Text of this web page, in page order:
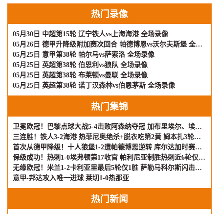
热门录像
05月30日 中超第15轮 辽宁铁人vs上海海港 全场录像
05月26日 德甲升降级附加赛次回合 帕德博恩vs沃尔夫斯堡 全场录像
05月25日 意甲第38轮 帕尔马vs萨索洛 全场录像
05月25日 英超第38轮 伯恩利vs狼队 全场录像
05月25日 英超第38轮 布莱顿vs曼联 全场录像
05月25日 英超第38轮 诺丁汉森林vs伯恩茅斯 全场录像
热门集锦
卫冕欧冠！巴黎点球大战5-4击败阿森纳夺冠 加布里埃尔、埃泽失点
三连胜！铁人3-2海港 热菲尼奥绝杀+脱衣吃第2黄 姆本扎3轮轰6球
首次从德甲降级！十人狼堡1-2遭帕德博恩逆转 库尔达加时赛制胜
保级成功！热刺1-0埃弗顿第17收官 帕利尼亚制胜热刺近6轮仅1负
无缘欧冠！米兰1-2卡利亚里最后5轮仅1胜 萨勒马科尔斯闪击难救主
意甲-邦达攻入唯一进球 莱切1-0热那亚
热门新闻